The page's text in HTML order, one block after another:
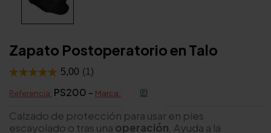
Zapato Postoperatorio en Talo
Referencia: PS200 - Marca:
Calzado de protección para usar en pies
escayolado o tras una operación . Ayuda a la